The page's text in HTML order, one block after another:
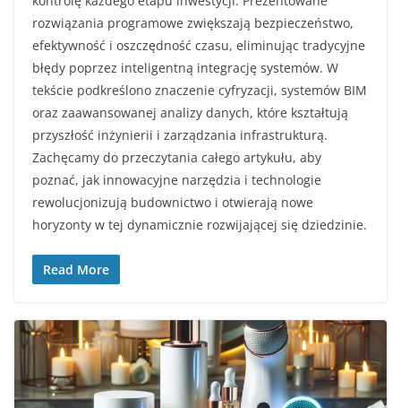
rozwiązania programowe zwiększają bezpieczeństwo,
efektywność i oszczędność czasu, eliminując tradycyjne
błędy poprzez inteligentną integrację systemów. W
tekście podkreślono znaczenie cyfryzacji, systemów BIM
oraz zaawansowanej analizy danych, które kształtują
przyszłość inżynierii i zarządzania infrastrukturą.
Zachęcamy do przeczytania całego artykułu, aby
poznać, jak innowacyjne narzędzia i technologie
rewolucjonizują budownictwo i otwierają nowe
horyzonty w tej dynamicznie rozwijającej się dziedzinie.
Read More